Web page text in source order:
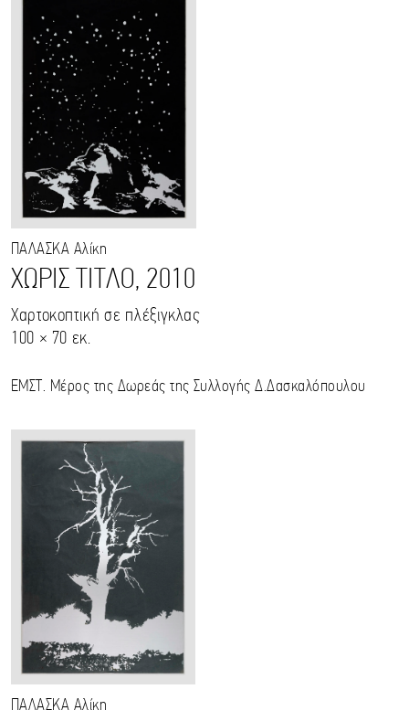
ΠΑΛΑΣΚΑ Αλίκη
ΧΩΡΙΣ ΤΙΤΛΟ, 2010
Χαρτοκοπτική σε πλέξιγκλας
100 × 70 εκ.
ΕΜΣΤ. Μέρος της Δωρεάς της Συλλογής Δ.Δασκαλόπουλου
ΠΑΛΑΣΚΑ Αλίκη